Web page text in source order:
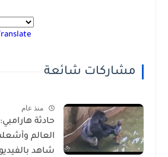
مشاركات شائعة
منذ عام
حادثة
العالم
شاهد بالفيديو